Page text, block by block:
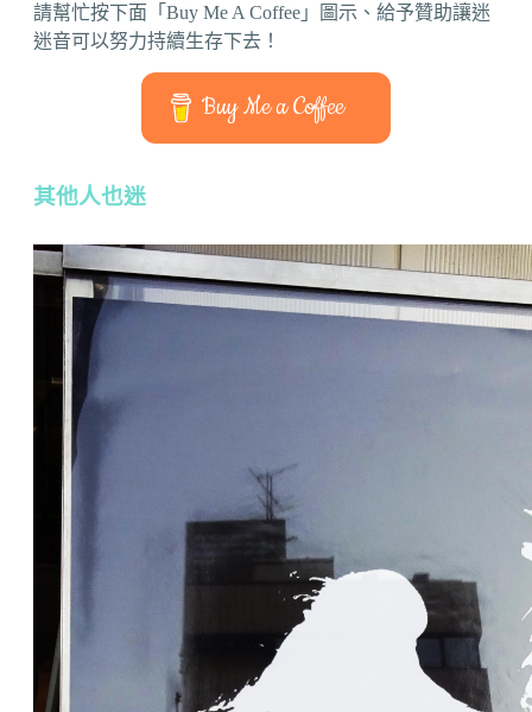
請幫忙按下面「Buy Me A Coffee」圖示、給予贊助讓迷
迷音可以努力持續生存下去！
Buy Me a Coffee
其他人也迷